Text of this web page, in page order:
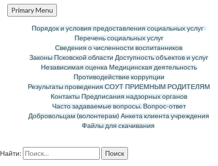
Primary Menu
Порядок и условия предоставления социальных услуг
Перечень социальных услуг
Сведения о численности воспитанников
Законы Псковской областиДоступность объектов и услуг
Независимая оценка Медицинская деятельность
Противодействие коррупции
Результаты проведения СОУТ ПРИЕМНЫМ РОДИТЕЛЯМ
Контакты Предписания надзорных органов
Часто задаваемые вопросы. Вопрос-ответ
Добровольцам (волонтерам)Анкета клиента учреждения
Файлы для скачивания
Найти: